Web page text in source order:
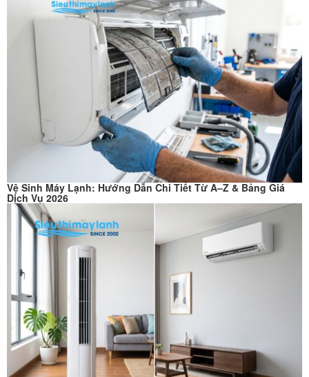
Vệ Sinh Máy Lạnh: Hướng Dẫn Chi Tiết Từ A–Z & Bảng Giá
Dịch Vụ 2026